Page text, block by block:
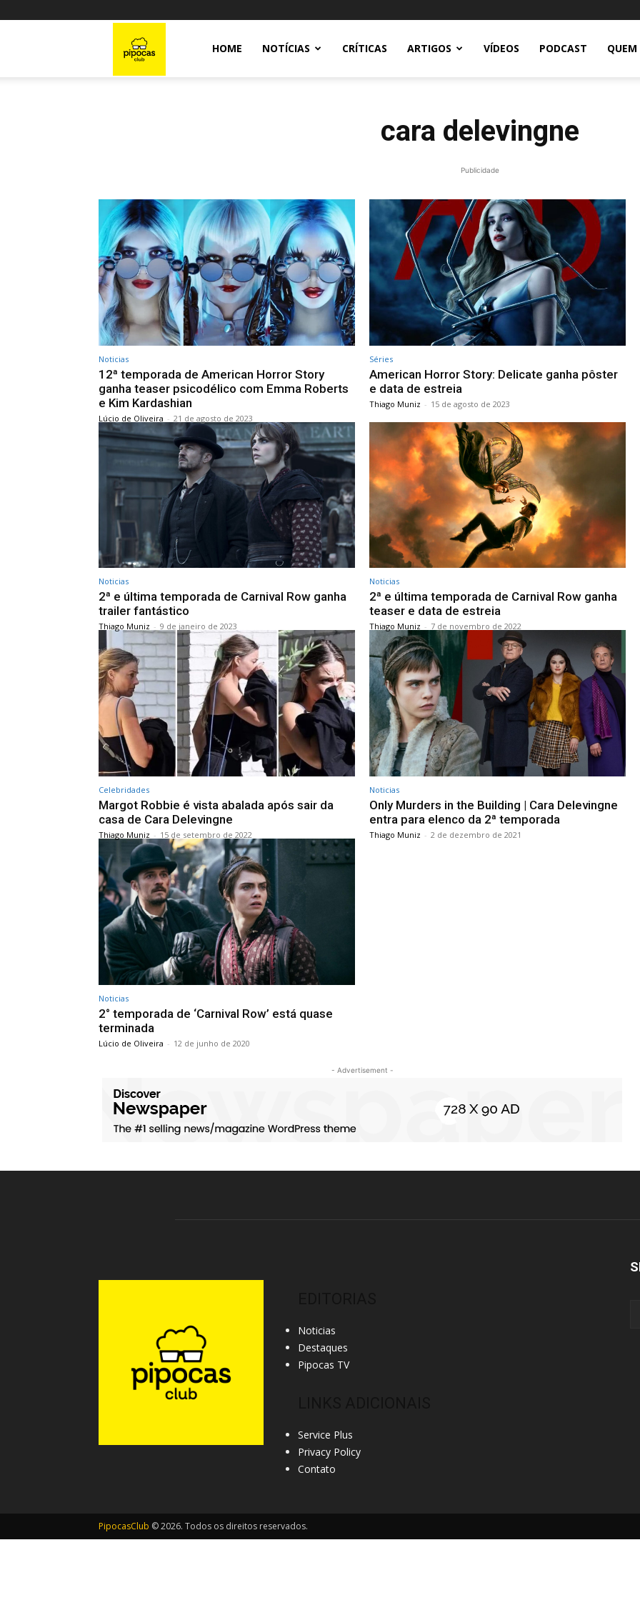
HOME NOTÍCIAS CRÍTICAS ARTIGOS VÍDEOS PODCAST QUEM
cara delevingne
Publicidade
Noticias
12ª temporada de American Horror Story
ganha teaser psicodélico com Emma Roberts
e Kim Kardashian
Lúcio de Oliveira - 21 de agosto de 2023
Séries
American Horror Story: Delicate ganha pôster
e data de estreia
Thiago Muniz - 15 de agosto de 2023
Noticias
2ª e última temporada de Carnival Row ganha
trailer fantástico
Thiago Muniz - 9 de janeiro de 2023
Noticias
2ª e última temporada de Carnival Row ganha
teaser e data de estreia
Thiago Muniz - 7 de novembro de 2022
Celebridades
Margot Robbie é vista abalada após sair da
casa de Cara Delevingne
Thiago Muniz - 15 de setembro de 2022
Noticias
Only Murders in the Building | Cara Delevingne
entra para elenco da 2ª temporada
Thiago Muniz - 2 de dezembro de 2021
Noticias
2° temporada de ‘Carnival Row’ está quase
terminada
Lúcio de Oliveira - 12 de junho de 2020
- Advertisement -
Noticias
Destaques
Pipocas TV
Service Plus
Privacy Policy
Contato
PipocasClub © 2026. Todos os direitos reservados.